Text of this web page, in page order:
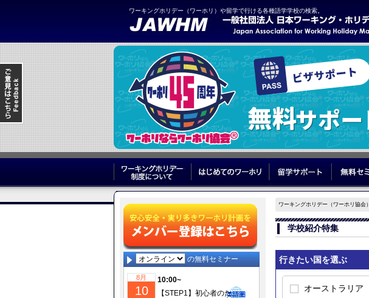
ワーキングホリデー（ワーホリ）や留学で行ける各種語学学校の検索。
ワーキングホリデー制度についてはじめてのワーホリ 留学サポート
の無料セミナー
8月
10
10:00~
【STEP1】初心者のための成功するワーホリ・留学準備｜現地仕事＆ビザ情報も徹底解説！
ワーキングホリデー（ワーホリ協会）
学校紹介特集
行きたい国を選ぶ
オーストラリア